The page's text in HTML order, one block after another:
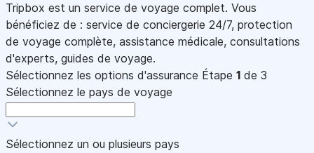
Tripbox est un service de voyage complet. Vous
bénéficiez de : service de conciergerie 24/7, protection
de voyage complète, assistance médicale, consultations
d'experts, guides de voyage.
Sélectionnez les options d'assurance Étape 1 de 3
Sélectionnez le pays de voyage
Sélectionnez un ou plusieurs pays